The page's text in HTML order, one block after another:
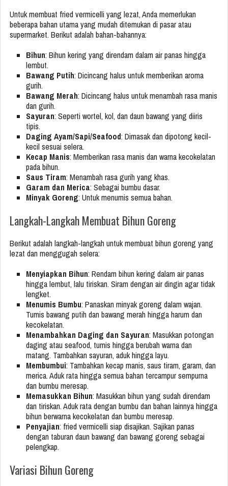
Untuk membuat fried vermicelli yang lezat, Anda memerlukan
beberapa bahan utama yang mudah ditemukan di pasar atau
supermarket. Berikut adalah bahan-bahannya:
Bihun: Bihun kering yang direndam dalam air panas hingga
lembut.
Bawang Putih: Dicincang halus untuk memberikan aroma
gurih.
Bawang Merah: Dicincang halus untuk menambah rasa manis
dan gurih.
Sayuran: Seperti wortel, kol, dan daun bawang yang diiris
tipis.
Daging Ayam/Sapi/Seafood: Dimasak dan dipotong kecil-
kecil sesuai selera.
Kecap Manis: Memberikan rasa manis dan warna kecokelatan
pada bihun.
Saus Tiram: Menambah rasa gurih yang khas.
Garam dan Merica: Sebagai bumbu dasar.
Minyak Goreng: Untuk menumis semua bahan.
Langkah-Langkah Membuat Bihun Goreng
Berikut adalah langkah-langkah untuk membuat bihun goreng yang
lezat dan menggugah selera:
Menyiapkan Bihun: Rendam bihun kering dalam air panas
hingga lembut, lalu tiriskan. Siram dengan air dingin agar tidak
lengket.
Menumis Bumbu: Panaskan minyak goreng dalam wajan.
Tumis bawang putih dan bawang merah hingga harum dan
kecokelatan.
Menambahkan Daging dan Sayuran: Masukkan potongan
daging atau seafood, tumis hingga berubah warna dan
matang. Tambahkan sayuran, aduk hingga layu.
Membumbui: Tambahkan kecap manis, saus tiram, garam, dan
merica. Aduk rata hingga semua bahan tercampur sempurna
dan bumbu meresap.
Memasukkan Bihun: Masukkan bihun yang sudah direndam
dan tiriskan. Aduk rata dengan bumbu dan bahan lainnya hingga
bihun berwarna kecokelatan dan bumbu meresap.
Penyajian: fried vermicelli siap disajikan. Sajikan panas
dengan taburan daun bawang dan bawang goreng sebagai
pelengkap.
Variasi Bihun Goreng